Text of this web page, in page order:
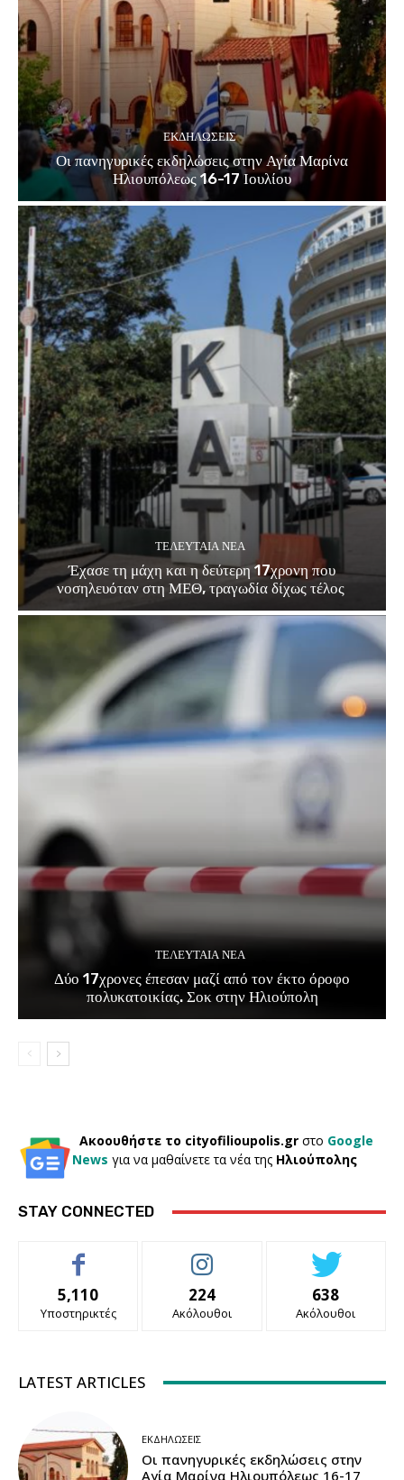
ΕΚΔΗΛΏΣΕΙΣ
Οι πανηγυρικές εκδηλώσεις στην Αγία Μαρίνα
Ηλιουπόλεως 16-17 Ιουλίου
ΤΕΛΕΥΤΑΊΑ ΝΈΑ
Έχασε τη μάχη και η δεύτερη 17χρονη που
νοσηλευόταν στη ΜΕΘ, τραγωδία δίχως τέλος
ΤΕΛΕΥΤΑΊΑ ΝΈΑ
Δύο 17χρονες έπεσαν μαζί από τον έκτο όροφο
πολυκατοικίας. Σοκ στην Ηλιούπολη
Ακοουθήστε το cityofilioupolis.gr στο Google
News για να μαθαίνετε τα νέα της Ηλιούπολης
STAY CONNECTED
5,110
Υποστηρικτές
224
Ακόλουθοι
638
Ακόλουθοι
LATEST ARTICLES
ΕΚΔΗΛΏΣΕΙΣ
Οι πανηγυρικές εκδηλώσεις στην
Αγία Μαρίνα Ηλιουπόλεως 16-17